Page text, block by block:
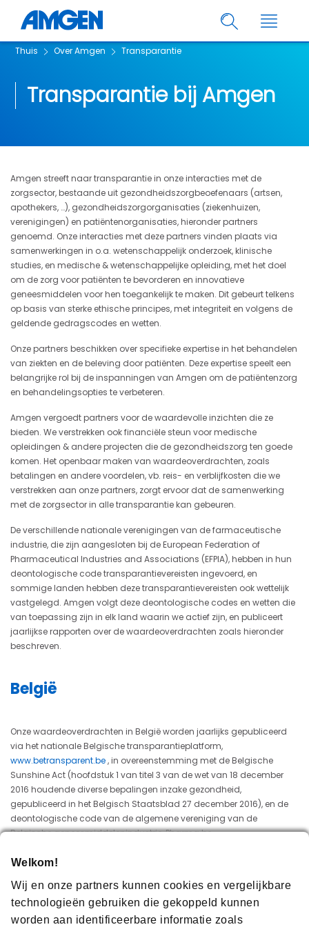
Welkom!
Wij en onze partners kunnen cookies en vergelijkbare
technologieën gebruiken die gekoppeld kunnen
worden aan identificeerbare informatie zoals
Thuis Over Amgen Transparantie
Transparantie bij Amgen
Amgen streeft naar transparantie in onze interacties met de
zorgsector, bestaande uit gezondheidszorgbeoefenaars (artsen,
apothekers, …), gezondheidszorgorganisaties (ziekenhuizen,
verenigingen) en patiëntenorganisaties, hieronder partners
genoemd. Onze interacties met deze partners vinden plaats via
samenwerkingen in o.a. wetenschappelijk onderzoek, klinische
studies, en medische & wetenschappelijke opleiding, met het doel
om de zorg voor patiënten te bevorderen en innovatieve
geneesmiddelen voor hen toegankelijk te maken. Dit gebeurt telkens
op basis van sterke ethische principes, met integriteit en volgens de
geldende gedragscodes en wetten.
Onze partners beschikken over specifieke expertise in het behandelen
van ziekten en de beleving door patiënten. Deze expertise speelt een
belangrijke rol bij de inspanningen van Amgen om de patiëntenzorg
en behandelingsopties te verbeteren.
Amgen vergoedt partners voor de waardevolle inzichten die ze
bieden. We verstrekken ook financiële steun voor medische
opleidingen & andere projecten die de gezondheidszorg ten goede
komen. Het openbaar maken van waardeoverdrachten, zoals
betalingen en andere voordelen, vb. reis- en verblijfkosten die we
verstrekken aan onze partners, zorgt ervoor dat de samenwerking
met de zorgsector in alle transparantie kan gebeuren.
De verschillende nationale verenigingen van de farmaceutische
industrie, die zijn aangesloten bij de European Federation of
Pharmaceutical Industries and Associations (EFPIA), hebben in hun
deontologische code transparantievereisten ingevoerd, en
sommige landen hebben deze transparantievereisten ook wettelijk
vastgelegd. Amgen volgt deze deontologische codes en wetten die
van toepassing zijn in elk land waarin we actief zijn, en publiceert
jaarlijkse rapporten over de waardeoverdrachten zoals hieronder
beschreven.
België
Onze waardeoverdrachten in België worden jaarlijks gepubliceerd
via het nationale Belgische transparantieplatform,
www.betransparent.be, in overeenstemming met de Belgische
Sunshine Act (hoofdstuk 1 van titel 3 van de wet van 18 december
2016 houdende diverse bepalingen inzake gezondheid,
gepubliceerd in het Belgisch Staatsblad 27 december 2016), en de
deontologische code van de algemene vereniging van de
Belgische geneesmiddelenindustrie, Pharma.be.
Op dit nationale Belgische transparantieplatform vind je onze
geraadpleegd kan worden, en meer informatie over de
transparantiewetgeving in België.